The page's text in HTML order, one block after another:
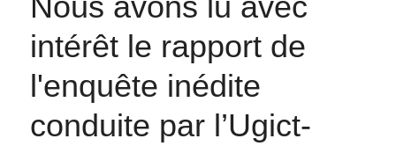
intérêt le rapport de
l'enquête inédite
conduite par l’Ugict-